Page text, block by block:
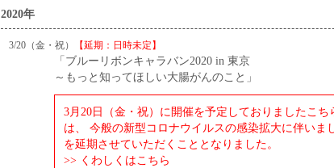
2020年
3/20（金・祝） 【延期：日時未定】
「ブルーリボンキャラバン2020 in 東京
～もっと知ってほしい大腸がんのこと」
3月20日（金・祝）に開催を予定しておりましたこち
は、 今般の新型コロナウイルスの感染拡大に伴いま
を延期させていただくこととなりました。
>> くわしくはこちら